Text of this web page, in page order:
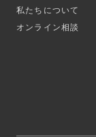
私たちについて
オンライン相談